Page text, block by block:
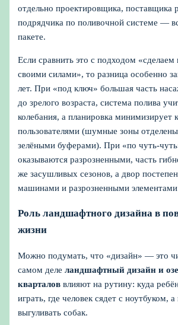
отдельно проектировщика, поставщика
подрядчика по поливочной системе —
пакете.
Если сравнить это с подходом «сделаем
своими силами», то разница особенно
лет. При «под ключ» большая часть
до зрелого возраста, система полива
колебания, а планировка
пользователями (шумные зоны
зелёными буферами). При «по чуть-
оказываются разрозненными, часть
же засушливых сезонов, а двор
машинами и разрозненными элементами
Роль ландшафтного дизайна в
жизни
Можно подумать, что «дизайн» — это
самом делеландшафтный дизайн и
кварталов влияют на рутину: куда
играть, где человек сядет с ноутбуком, а
выгуливать собак.